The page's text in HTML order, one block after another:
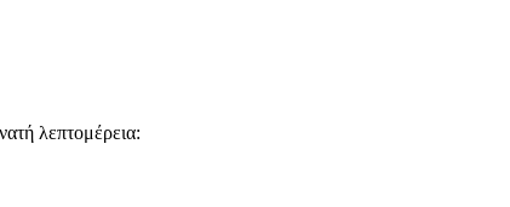
λεπτομέρεια: